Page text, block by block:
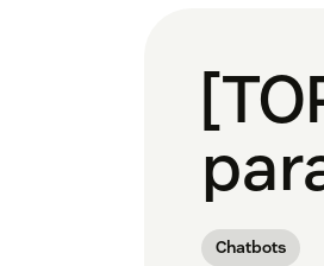
Chatbots